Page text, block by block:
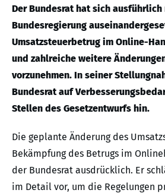
Der Bundesrat hat sich
Bundesregierung
Umsatzsteuerbetrug im Online-
und zahlreiche weitere
vorzunehmen. In seiner
Bundesrat auf
Stellen des Gesetzentwurfs hin.
Die geplante Änderung des
Bekämpfung des Betrugs im
der Bundesrat ausdrücklich. Er
im Detail vor, um die Regelungen